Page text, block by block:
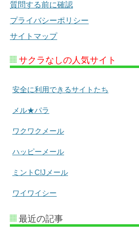
質問する前に確認
プライバシーポリシー
サイトマップ
サクラなしの人気サイト
安全に利用できるサイトたち
メル★パラ
ワクワクメール
ハッピーメール
ミントC!Jメール
ワイワイシー
最近の記事